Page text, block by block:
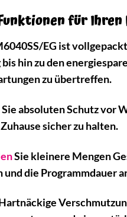
für
EG ist
hin zu den
zu übertreffen.
absoluten Schutz vor
sicher zu halten.
Sie kleinere Mengen
die Programmdauer